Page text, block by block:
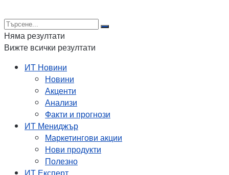
Няма резултати
Вижте всички резултати
ИТ Новини
Новини
Акценти
Анализи
Факти и прогнози
ИТ Мениджър
Маркетингови акции
Нови продукти
Полезно
ИТ Експерт